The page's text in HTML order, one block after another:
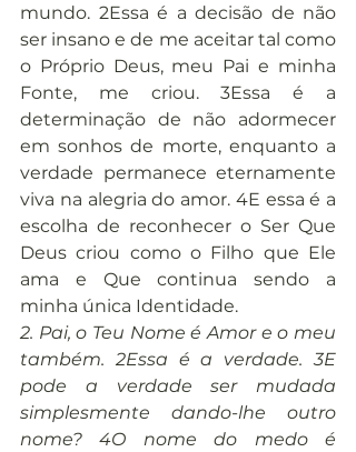
mundo. 2Essa é a decisão de não
ser insano e de me aceitar tal como
o Próprio Deus, meu Pai e minha
Fonte, me criou. 3Essa é a
determinação de não adormecer
em sonhos de morte, enquanto a
verdade permanece eternamente
viva na alegria do amor. 4E essa é a
escolha de reconhecer o Ser Que
Deus criou como o Filho que Ele
ama e Que continua sendo a
minha única Identidade.
2. Pai, o Teu Nome é Amor e o meu
também. 2Essa é a verdade. 3E
pode a verdade ser mudada
simplesmente dando-lhe outro
nome? 4O nome do medo é